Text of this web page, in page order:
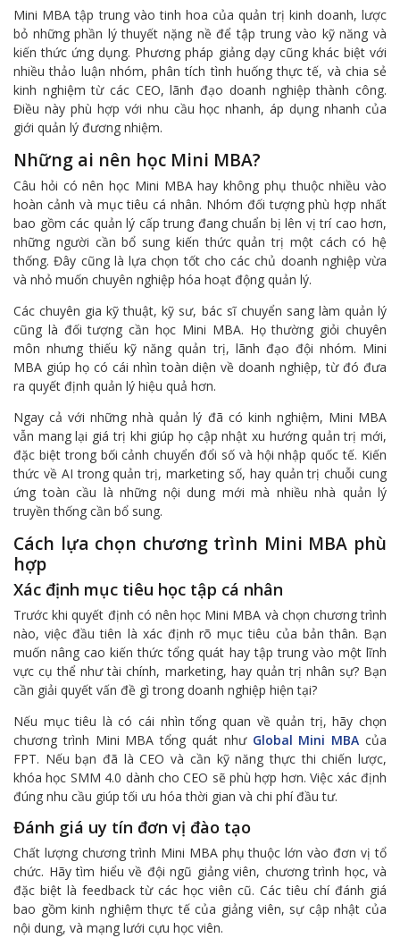
Mini MBA tập trung vào tinh hoa của quản trị kinh doanh, lược
bỏ những phần lý thuyết nặng nề để tập trung vào kỹ năng và
kiến thức ứng dụng. Phương pháp giảng dạy cũng khác biệt với
nhiều thảo luận nhóm, phân tích tình huống thực tế, và chia sẻ
kinh nghiệm từ các CEO, lãnh đạo doanh nghiệp thành công.
Điều này phù hợp với nhu cầu học nhanh, áp dụng nhanh của
giới quản lý đương nhiệm.
Những ai nên học Mini MBA?
Câu hỏi có nên học Mini MBA hay không phụ thuộc nhiều vào
hoàn cảnh và mục tiêu cá nhân. Nhóm đối tượng phù hợp nhất
bao gồm các quản lý cấp trung đang chuẩn bị lên vị trí cao hơn,
những người cần bổ sung kiến thức quản trị một cách có hệ
thống. Đây cũng là lựa chọn tốt cho các chủ doanh nghiệp vừa
và nhỏ muốn chuyên nghiệp hóa hoạt động quản lý.
Các chuyên gia kỹ thuật, kỹ sư, bác sĩ chuyển sang làm quản lý
cũng là đối tượng cần học Mini MBA. Họ thường giỏi chuyên
môn nhưng thiếu kỹ năng quản trị, lãnh đạo đội nhóm. Mini
MBA giúp họ có cái nhìn toàn diện về doanh nghiệp, từ đó đưa
ra quyết định quản lý hiệu quả hơn.
Ngay cả với những nhà quản lý đã có kinh nghiệm, Mini MBA
vẫn mang lại giá trị khi giúp họ cập nhật xu hướng quản trị mới,
đặc biệt trong bối cảnh chuyển đổi số và hội nhập quốc tế. Kiến
thức về AI trong quản trị, marketing số, hay quản trị chuỗi cung
ứng toàn cầu là những nội dung mới mà nhiều nhà quản lý
truyền thống cần bổ sung.
Cách lựa chọn chương trình Mini MBA phù
hợp
Xác định mục tiêu học tập cá nhân
Trước khi quyết định có nên học Mini MBA và chọn chương trình
nào, việc đầu tiên là xác định rõ mục tiêu của bản thân. Bạn
muốn nâng cao kiến thức tổng quát hay tập trung vào một lĩnh
vực cụ thể như tài chính, marketing, hay quản trị nhân sự? Bạn
cần giải quyết vấn đề gì trong doanh nghiệp hiện tại?
Nếu mục tiêu là có cái nhìn tổng quan về quản trị, hãy chọn
chương trình Mini MBA tổng quát như Global Mini MBA của
FPT. Nếu bạn đã là CEO và cần kỹ năng thực thi chiến lược,
khóa học SMM 4.0 dành cho CEO sẽ phù hợp hơn. Việc xác định
đúng nhu cầu giúp tối ưu hóa thời gian và chi phí đầu tư.
Đánh giá uy tín đơn vị đào tạo
Chất lượng chương trình Mini MBA phụ thuộc lớn vào đơn vị tổ
chức. Hãy tìm hiểu về đội ngũ giảng viên, chương trình học, và
đặc biệt là feedback từ các học viên cũ. Các tiêu chí đánh giá
bao gồm kinh nghiệm thực tế của giảng viên, sự cập nhật của
nội dung, và mạng lưới cựu học viên.